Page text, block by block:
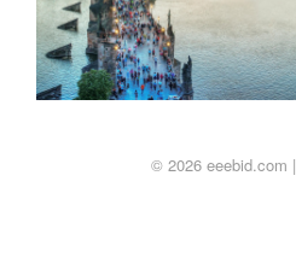
© 2026 eeebid.com |